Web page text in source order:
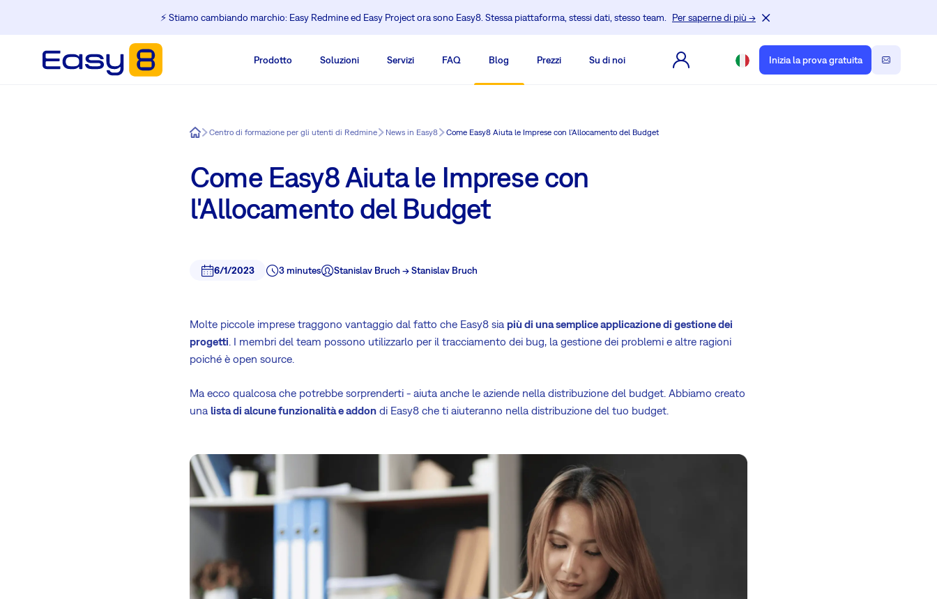
⚡️ Stiamo cambiando marchio: Easy Redmine ed Easy Project ora sono Easy8. Stessa piattaforma, stessi dati, stesso team. Per saperne di più →
Prodotto Soluzioni Servizi FAQ Blog Prezzi Su di noi Inizia la prova gratuita
Easy8Centro di formazione per gli utenti di Redmine News in Easy8 Come Easy8 Aiuta le Imprese con l'Allocamento del Budget
Come Easy8 Aiuta le Imprese con
l'Allocamento del Budget
6/1/2023 3 minutes Stanislav Bruch -> Stanislav Bruch
Molte piccole imprese traggono vantaggio dal fatto che Easy8 sia più di una semplice applicazione di gestione dei
progetti. I membri del team possono utilizzarlo per il tracciamento dei bug, la gestione dei problemi e altre ragioni
poiché è open source.
Ma ecco qualcosa che potrebbe sorprenderti - aiuta anche le aziende nella distribuzione del budget. Abbiamo creato
una lista di alcune funzionalità e addon di Easy8 che ti aiuteranno nella distribuzione del tuo budget.